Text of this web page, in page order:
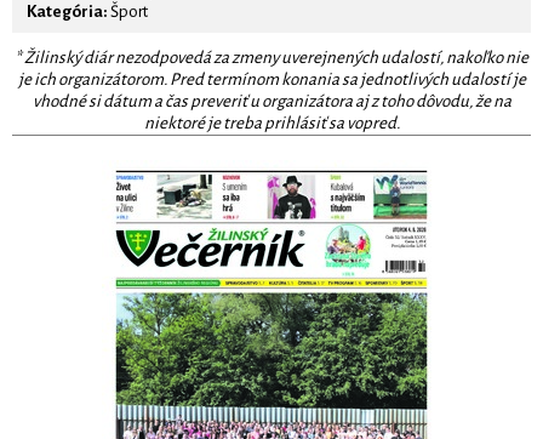
Kategória: Šport
* Žilinský diár nezodpovedá za zmeny uverejnených udalostí, nakoľko nie
je ich organizátorom. Pred termínom konania sa jednotlivých udalostí je
vhodné si dátum a čas preveriť u organizátora aj z toho dôvodu, že na
niektoré je treba prihlásiť sa vopred.